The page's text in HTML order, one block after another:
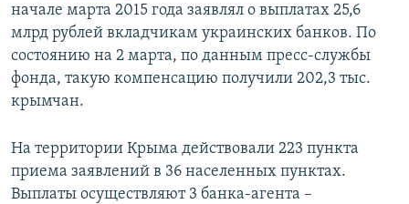
начале марта 2015 года заявлял о выплатах 25,6
млрд рублей вкладчикам украинских банков. По
состоянию на 2 марта, по данным пресс-службы
фонда, такую компенсацию получили 202,3 тыс.
крымчан.
На территории Крыма действовали 223 пункта
приема заявлений в 36 населенных пунктах.
Выплаты осуществляют 3 банка-агента –